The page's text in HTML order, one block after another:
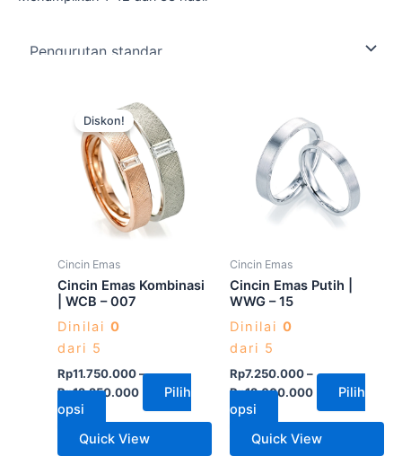
Diskon!
Cincin Emas
Cincin Emas Kombinasi
| WCB – 007
Dinilai 0
dari 5
Rp11.750.000–
Rp12.250.000
Pilih
opsi
Produk
ini
memiliki
beberapa
varian.
Pilihan
ini
di
halaman
Quick View
Cincin Emas
Cincin Emas Putih |
WWG – 15
Dinilai 0
dari 5
Rp7.250.000–
Rp12.000.000
Pilih
opsi
ini
memiliki
beberapa
varian.
Pilihan
di
halaman
Quick View